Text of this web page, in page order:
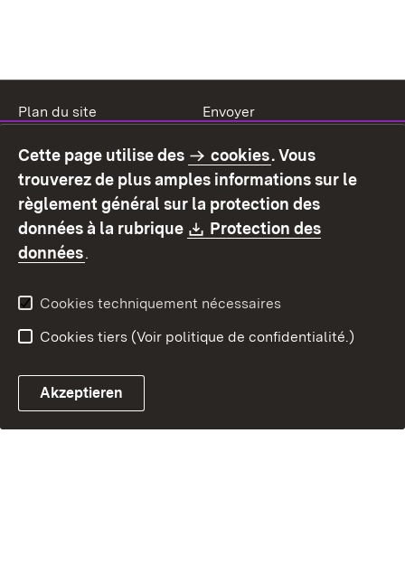
Plan du site
Envoyer
Mode d'emploi
Déclaration sur
l'accessibilité
Contact
Signaler un lien brisé
Cette page utilise des cookies. Vous
trouverez de plus amples informations sur le
règlement général sur la protection des
données à la rubrique
Download:
Protection des
données.
Cookies techniquement nécessaires
Cookies tiers (Voir politique de confidentialité.)
Akzeptieren